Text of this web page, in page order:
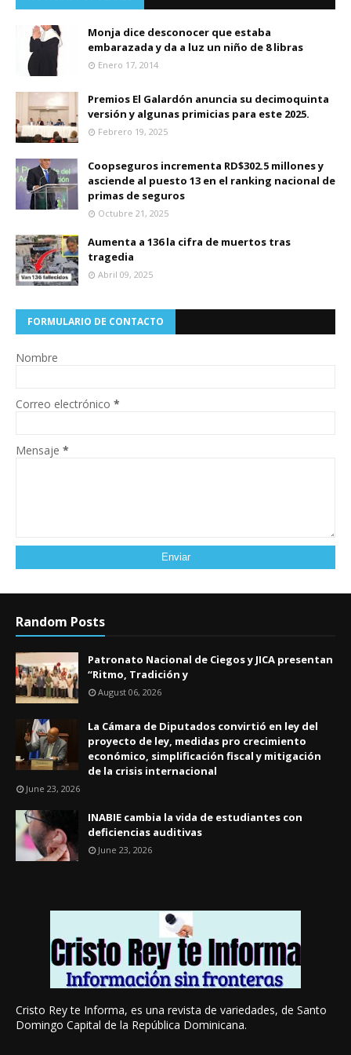
Monja dice desconocer que estaba
embarazada y da a luz un niño de 8 libras
Enero 17, 2014
Premios El Galardón anuncia su decimoquinta
versión y algunas primicias para este 2025.
Febrero 19, 2025
Coopseguros incrementa RD$302.5 millones y
asciende al puesto 13 en el ranking nacional de
primas de seguros
Octubre 21, 2025
Aumenta a 136 la cifra de muertos tras
tragedia
Abril 09, 2025
FORMULARIO DE CONTACTO
Nombre
Correo electrónico *
Mensaje *
Random Posts
Patronato Nacional de Ciegos y JICA presentan
“Ritmo, Tradición y
August 06, 2026
La Cámara de Diputados convirtió en ley del
proyecto de ley, medidas pro crecimiento
económico, simplificación fiscal y mitigación
de la crisis internacional
June 23, 2026
INABIE cambia la vida de estudiantes con
deficiencias auditivas
June 23, 2026
Cristo Rey te Informa, es una revista de variedades, de Santo
Domingo Capital de la República Dominicana.